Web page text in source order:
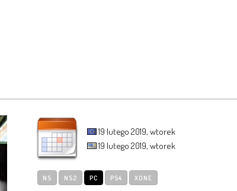
19 lutego 2019, wtorek
19 lutego 2019, wtorek
NS NS2 PC PS4 XONE